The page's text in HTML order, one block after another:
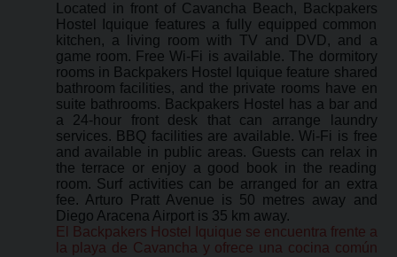
Located in front of Cavancha Beach, Backpakers
Hostel Iquique features a fully equipped common
kitchen, a living room with TV and DVD, and a
game room. Free Wi-Fi is available. The dormitory
rooms in Backpakers Hostel Iquique feature shared
bathroom facilities, and the private rooms have en
suite bathrooms. Backpakers Hostel has a bar and
a 24-hour front desk that can arrange laundry
services. BBQ facilities are available. Wi-Fi is free
and available in public areas. Guests can relax in
the terrace or enjoy a good book in the reading
room. Surf activities can be arranged for an extra
fee. Arturo Pratt Avenue is 50 metres away and
Diego Aracena Airport is 35 km away.
El Backpakers Hostel Iquique se encuentra frente a
la playa de Cavancha y ofrece una cocina común